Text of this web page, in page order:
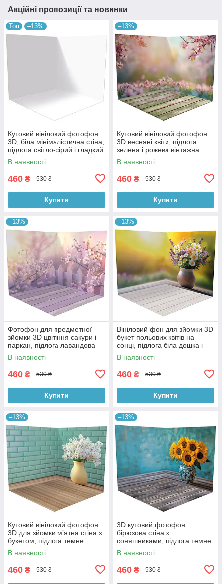
Акційні пропозиції та новинки
Топ –13%
Кутовий вініловий фотофон
3D, біла мінімалістична стіна,
підлога світло-сірий і гладкий
бетон, 50×50 см, №58301
В наявності
460 ₴ 530 ₴
Купити
–13%
Кутовий вініловий фотофон
3D весняні квіти, підлога
зелена і рожева вінтажна
дошка, 50×50 см, №58615
В наявності
460 ₴ 530 ₴
Купити
–13%
Фотофон для предметної
зйомки 3D цвітіння сакури і
паркан, підлога лавандова
дошка і дерево, 50×50 см,
№58616
В наявності
460 ₴ 530 ₴
Купити
–13%
Вініловий фон для зйомки 3D
букет польових квітів на
сонці, підлога біла дошка і
тепле дерево, 50×50 см,
№58617
В наявності
460 ₴ 530 ₴
Купити
–13%
Кутовий вініловий фотофон
3D для зйомки мʼятна стіна з
букетом, підлога темне
дерево, 50×50 см, №58620
В наявності
460 ₴ 530 ₴
–13%
3D кутовий фотофон
бірюзова стіна з
соняшниками, підлога темне
дерево і блакитні дошки,
50×50 см, №58628
В наявності
460 ₴ 530 ₴